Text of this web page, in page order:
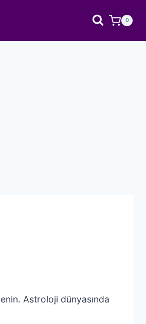
0
Astroloji dünyasında